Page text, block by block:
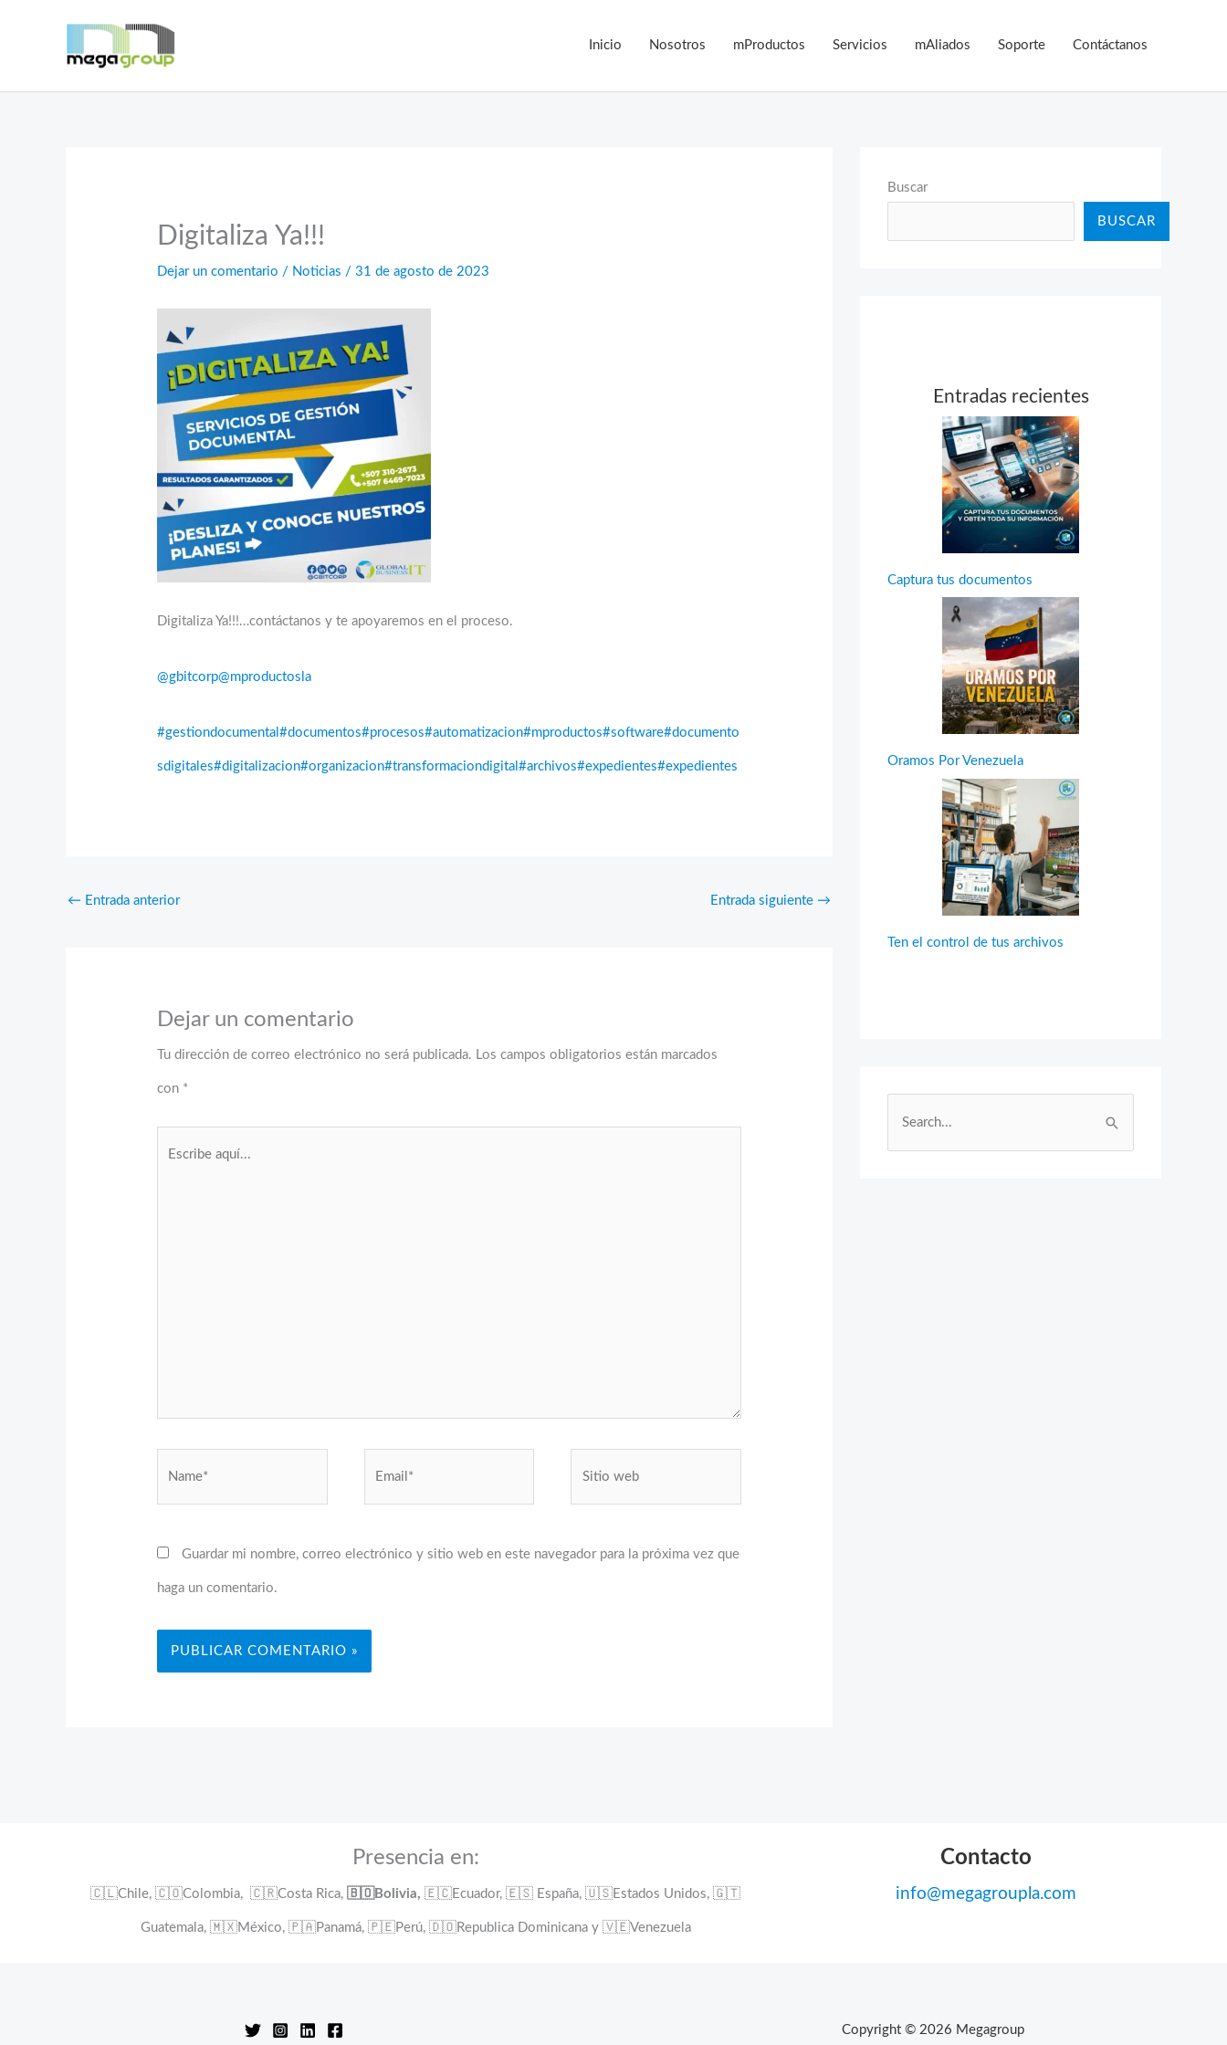
Inicio Nosotros mProductos Servicios mAliados Soporte Contáctanos
Digitaliza Ya!!!
Dejar un comentario / Noticias /31 de agosto de 2023
Digitaliza Ya!!!…contáctanos y te apoyaremos en el proceso.
@gbitcorp@mproductosla
#gestiondocumental#documentos#procesos#automatizacion#mproductos#software#documento
sdigitales#digitalizacion#organizacion#transformaciondigital#archivos#expedientes#expedientes
← Entrada anterior Entrada siguiente →
Dejar un comentario
Tu dirección de correo electrónico no será publicada. Los campos obligatorios están marcados
con *
Guardar mi nombre, correo electrónico y sitio web en este navegador para la próxima vez que
haga un comentario.
Buscar
BUSCAR
Entradas recientes
Captura tus documentos
Oramos Por Venezuela
Ten el control de tus archivos
Presencia en:
🇨🇱Chile, 🇨🇴Colombia, 🇨🇷Costa Rica,🇧🇴Bolivia,🇪🇨Ecuador, 🇪🇸 España, 🇺🇸Estados Unidos, 🇬🇹
Guatemala, 🇲🇽México, 🇵🇦Panamá, 🇵🇪Perú, 🇩🇴Republica Dominicana y 🇻🇪Venezuela
Contacto
info@megagroupla.com
Copyright © 2026 Megagroup